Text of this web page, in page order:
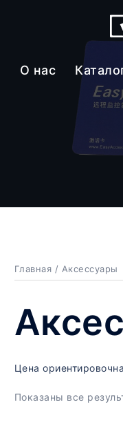
О нас
Главная / Аксессуары
Цена
Показаны все